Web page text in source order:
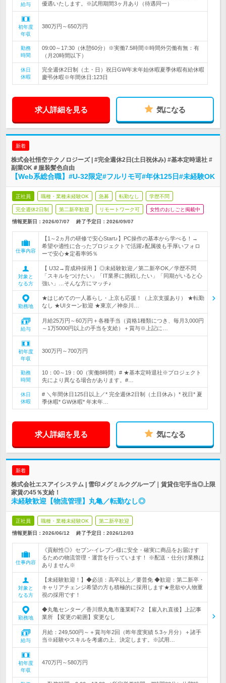
給与
優遇いたします。※試用期間3ヶ月あり（待遇同一）
初年度
年収
380万円～650万円
勤務
時間
09:00～17:30（休憩60分）※実働7.5時間※時間外労働有無：有
（月20時間以下）
休日
休暇
完全週休2日制（土・日）祝日GW年末年始休暇夏季休暇有給休暇
慶弔休暇※年間休日:123日
求人詳細を見る 気になる
新着
株式会社悟空テクノロジーズ | #完全週休2日(土日祝休み) #基本定時退社 #
副業OK＃服装髪色自由
【Web系総合職】#U-32限定#フルリモ可#年休125日#未経験OK
正社員 職種・業種未経験OK 急募 転勤なし 学歴不問
完全週休2日制 第二新卒歓迎 リモートワーク可 女性のおしごと掲載中
情報更新日：2026/07/07 終了予定日： 2026/09/07
仕事内容
【1～2ヵ月の研修で安心Start♪】PC操作の基本から学べる！→
希望や適性に合ったプロジェクトで活躍♪配属後も手厚いフォロ
ーで安心★定着率95％
対象と
なる方
【 U32→育成枠採用 】◎未経験歓迎／第二新卒OK／学歴不問
「スキルをつけたい」「IT業界に挑戦したい」「同期がいると心
強い」…そんな方にマッチ♪
勤務地
★はじめての一人暮らし・上京も応援！（上京支援あり） ★転勤
なし ★UIターン歓迎 ★東京／神奈川…
給与
月給25万円～60万円＋各種手当（資格1種類につき、毎月3,000円
～1万5000円以上の手当を支給）＋賞与※上記に…
初年度
年収
300万円～700万円
勤務
時間
10：00～19：00（実働8時間）# ★基本定時退社※プロジェクト
先により異なる場合があります。#…
休日
休暇
# ＼年間休日125日以上／* 完全週休2日制（土日休み）* 祝日* 夏
季休暇* GW休暇* 年末年…
求人詳細を見る 気になる
新着
株式会社エスアイシステム | 雪印メグミルクグループ｜賃貸住宅手当◎上限
家賃の45％支給！
未経験歓迎【物流管理】丸亀／転勤なし◎
正社員 職種・業種未経験OK 第二新卒歓迎
情報更新日：2026/06/12 終了予定日： 2026/12/03
仕事内容
《貢献性◎》セブン‐イレブン様に安全・確実に商品をお届けす
るための物流管理・運営を行っています！ ※配送・仕分け業務は
ありません※
対象と
なる方
【未経験歓迎！】◆必須：高卒以上／要普免 ◆歓迎：第二新卒・
キャリアチェンジ希望の方も積極的に採用します★意欲や人物重
視の採用です！
勤務地
◆丸亀センター／香川県丸亀市蓬莱町7-2 【雇入れ直後】上記事
業所 【変更の範囲】変更なし
給与
月給：249,500円～＋賞与年2回（昨年度実績 5.3ヶ月分）＋諸手
当※経験やスキルを考慮の上、決定します。※試用…
初年度
年収
470万円～580万円